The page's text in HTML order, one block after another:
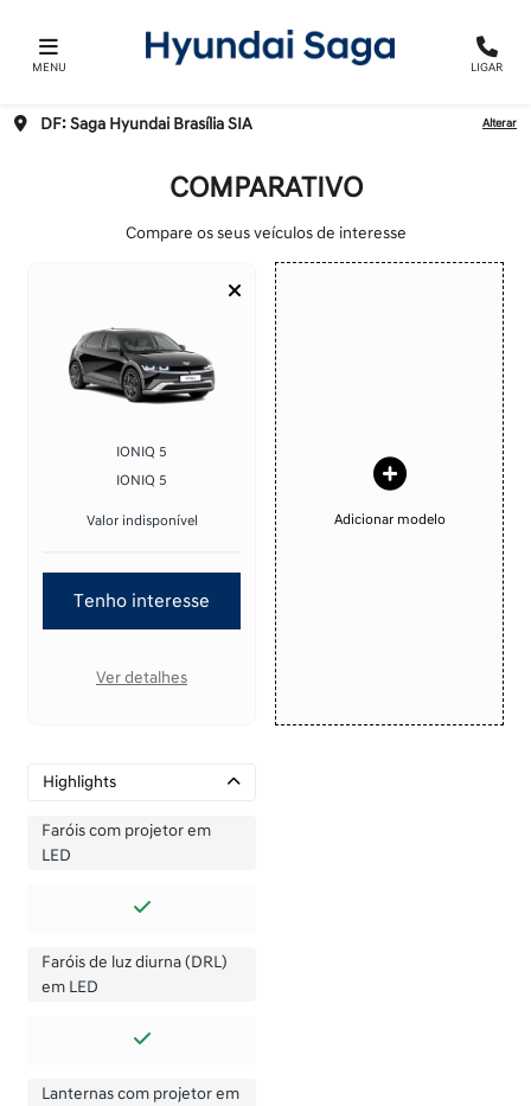
MENU LIGAR
DF: Saga Hyundai Brasília SIA Alterar
COMPARATIVO
Compare os seus veículos de interesse
IONIQ 5
IONIQ 5
Valor indisponível
Tenho interesse
Ver detalhes
Adicionar modelo
Highlights
Faróis com projetor em
LED
Faróis de luz diurna (DRL)
em LED
Lanternas com projetor em